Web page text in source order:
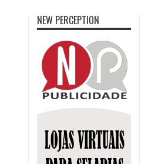
NEW PERCEPTION